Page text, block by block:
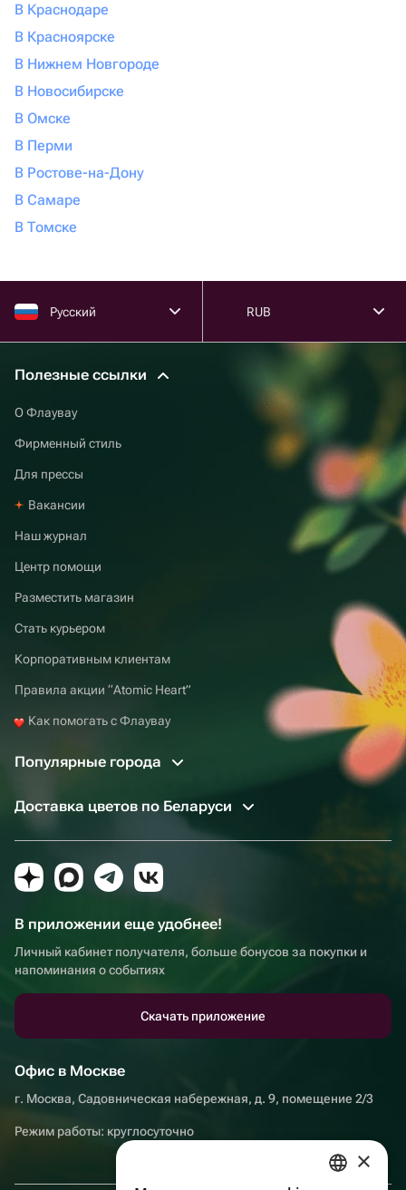
В Краснодаре
В Красноярске
В Нижнем Новгороде
В Новосибирске
В Омске
В Перми
В Ростове-на-Дону
В Самаре
В Томске
Русский RUB
Полезные ссылки
О Флаувау
Фирменный стиль
Для прессы
Вакансии
Наш журнал
Центр помощи
Разместить магазин
Стать курьером
Корпоративным клиентам
Правила акции “Atomic Heart”
Как помогать с Флаувау
Популярные города
Доставка цветов по Беларуси
В приложении еще удобнее!
Личный кабинет получателя, больше бонусов за покупки и
напоминания о событиях
Скачать приложение
Офис в Москве
г. Москва, Садовническая набережная, д. 9, помещение 2/3
Режим работы: круглосуточно
×